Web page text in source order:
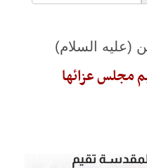
(عليه السلام)
مجلس عزائها